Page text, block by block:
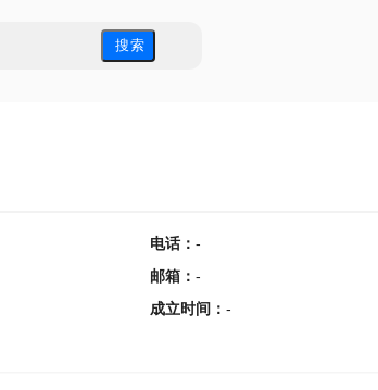
搜 索
电话： -
邮箱 ： -
成立时间 ： -